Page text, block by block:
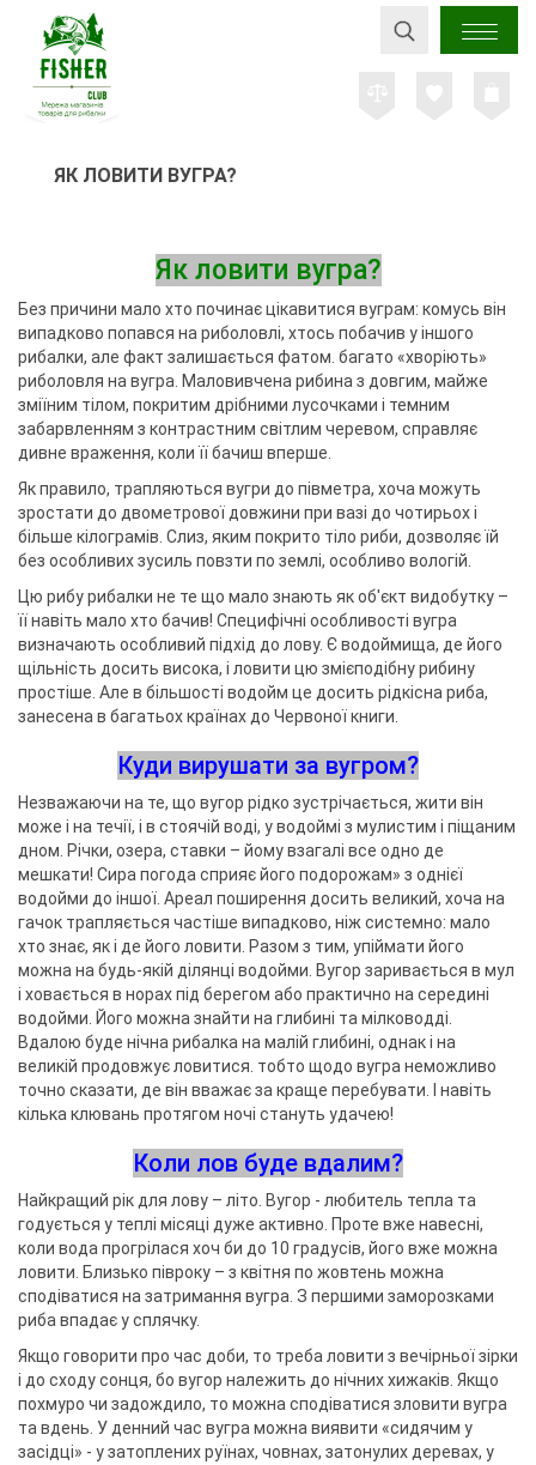
ЯК ЛОВИТИ ВУГРА?
Як ловити вугра?
Без причини мало хто починає цікавитися вуграм: комусь він
випадково попався на риболовлі, хтось побачив у іншого
рибалки, але факт залишається фатом. багато «хворіють»
риболовля на вугра. Маловивчена рибина з довгим, майже
зміїним тілом, покритим дрібними лусочками і темним
забарвленням з контрастним світлим черевом, справляє
дивне враження, коли її бачиш вперше.
Як правило, трапляються вугри до півметра, хоча можуть
зростати до двометрової довжини при вазі до чотирьох і
більше кілограмів. Слиз, яким покрито тіло риби, дозволяє їй
без особливих зусиль повзти по землі, особливо вологій.
Цю рибу рибалки не те що мало знають як об'єкт видобутку –
її навіть мало хто бачив! Специфічні особливості вугра
визначають особливий підхід до лову. Є водоймища, де його
щільність досить висока, і ловити цю змієподібну рибину
простіше. Але в більшості водойм це досить рідкісна риба,
занесена в багатьох країнах до Червоної книги.
Куди вирушати за вугром?
Незважаючи на те, що вугор рідко зустрічається, жити він
може і на течії, і в стоячій воді, у водоймі з мулистим і піщаним
дном. Річки, озера, ставки – йому взагалі все одно де
мешкати! Сира погода сприяє його подорожам» з однієї
водойми до іншої. Ареал поширення досить великий, хоча на
гачок трапляється частіше випадково, ніж системно: мало
хто знає, як і де його ловити. Разом з тим, упіймати його
можна на будь-якій ділянці водойми. Вугор заривається в мул
і ховається в норах під берегом або практично на середині
водойми. Його можна знайти на глибині та мілководді.
Вдалою буде нічна рибалка на малій глибині, однак і на
великій продовжує ловитися. тобто щодо вугра неможливо
точно сказати, де він вважає за краще перебувати. І навіть
кілька клювань протягом ночі стануть удачею!
Коли лов буде вдалим?
Найкращий рік для лову – літо. Вугор - любитель тепла та
годується у теплі місяці дуже активно. Проте вже навесні,
коли вода прогрілася хоч би до 10 градусів, його вже можна
ловити. Близько півроку – з квітня по жовтень можна
сподіватися на затримання вугра. З першими заморозками
риба впадає у сплячку.
Якщо говорити про час доби, то треба ловити з вечірньої зірки
і до сходу сонця, бо вугор належить до нічних хижаків. Якщо
похмуро чи задождило, то можна сподіватися зловити вугра
та вдень. У денний час вугра можна виявити «сидячим у
засідці» - у затоплених руїнах, човнах, затонулих деревах, у